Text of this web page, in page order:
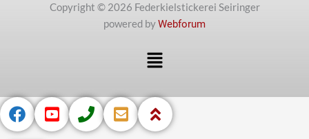
Copyright © 2026 Federkielstickerei Seiringer
powered byWebforum
Menü